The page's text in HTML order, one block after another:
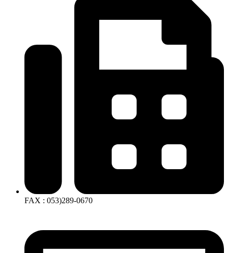
FAX : 053)289-0670